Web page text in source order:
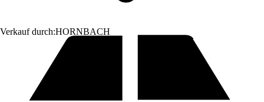
Verkauf durch:HORNBACH